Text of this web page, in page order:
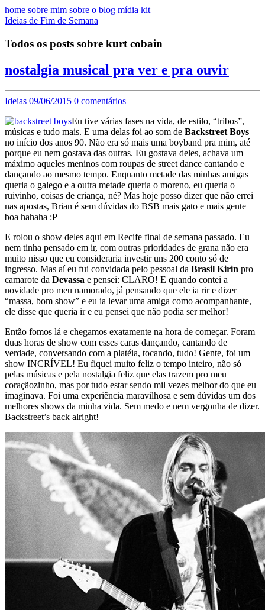
home sobre mim sobre o blog mídia kit
Ideias de Fim de Semana
Todos os posts sobre kurt cobain
nostalgia musical pra ver e pra ouvir
Ideias 09/06/2015 0 comentários
Eu tive várias fases na vida, de estilo, “tribos”,
músicas e tudo mais. E uma delas foi ao som de Backstreet Boys
no início dos anos 90. Não era só mais uma boyband pra mim, até
porque eu nem gostava das outras. Eu gostava deles, achava um
máximo aqueles meninos com roupas de street dance cantando e
dançando ao mesmo tempo. Enquanto metade das minhas amigas
queria o galego e a outra metade queria o moreno, eu queria o
ruivinho, coisas de criança, né? Mas hoje posso dizer que não errei
nas apostas, Brian é sem dúvidas do BSB mais gato e mais gente
boa hahaha :P
E rolou o show deles aqui em Recife final de semana passado. Eu
nem tinha pensado em ir, com outras prioridades de grana não era
muito nisso que eu consideraria investir uns 200 conto só de
ingresso. Mas aí eu fui convidada pelo pessoal da Brasil Kirin pro
camarote da Devassa e pensei: CLARO! E quando contei a
novidade pro meu namorado, já pensando que ele ia rir e dizer
“massa, bom show” e eu ia levar uma amiga como acompanhante,
ele disse que queria ir e eu pensei que não podia ser melhor!
Então fomos lá e chegamos exatamente na hora de começar. Foram
duas horas de show com esses caras dançando, cantando de
verdade, conversando com a platéia, tocando, tudo! Gente, foi um
show INCRÍVEL! Eu fiquei muito feliz o tempo inteiro, não só
pelas músicas e pela nostalgia feliz que elas trazem pro meu
coraçãozinho, mas por tudo estar sendo mil vezes melhor do que eu
imaginava. Foi uma experiência maravilhosa e sem dúvidas um dos
melhores shows da minha vida. Sem medo e nem vergonha de dizer.
Backstreet’s back alright!